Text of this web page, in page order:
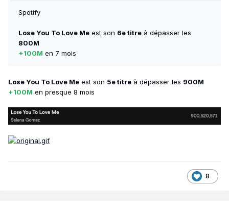
Spotify
Lose You To Love Me est son 6e titre à dépasser les
800M
+100M en 7 mois
Lose You To Love Me est son 5e titre à dépasser les 900M
+100M en presque 8 mois
8